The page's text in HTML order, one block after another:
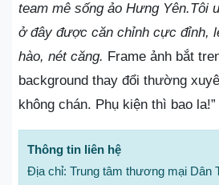
team mê sống ảo Hưng Yên.Tôi
ở đây được căn chỉnh cực đỉnh,
hào, nét căng. Frame ảnh bắt
background thay đổi thường
không chán. Phụ kiện thì bao la!”
Thông tin liên hệ
Địa chỉ: Trung tâm thương mại Dân